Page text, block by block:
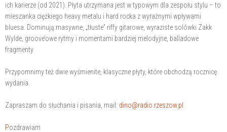
ich karierze (od 2021). Płyta utrzymana jest w typowym dla zespołu stylu – to
mieszanka ciężkiego heavy metalu i hard rocka z wyraźnymi wpływami
bluesa. Dominują:masywne, „tłuste” riffy gitarowe, wyraziste solówki Zakk
Wylde, groove’owe rytmy i momentami bardziej melodyjne, balladowe
fragmenty.
Przypomnimy też dwie wyśmienite, klasyczne płyty, które obchodzą rocznicę
wydania.
Zapraszam do słuchania i pisania, mail: dino@radio.rzeszow.pl
Pozdrawiam